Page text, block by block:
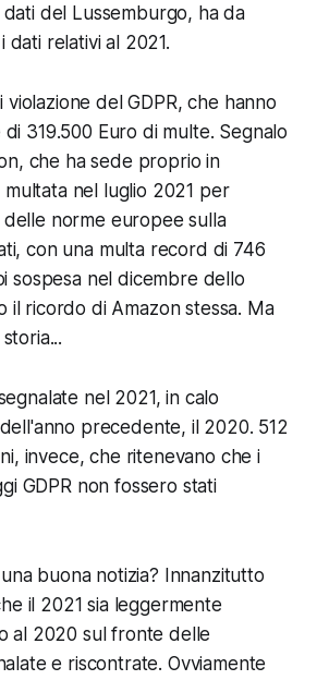
del Lussemburgo, ha da
dati relativi al 2021.
violazione del GDPR, che hanno
319.500 Euro di multe. Segnalo
che ha sede proprio in
nel luglio 2021 per
norme europee sulla
con una multa record di 746
sospesa nel dicembre dello
il ricordo di Amazon stessa. Ma
nel 2021, in calo
precedente, il 2020. 512
invece, che ritenevano che i
GDPR non fossero stati
buona notizia? Innanzitutto
il 2021 sia leggermente
al 2020 sul fronte delle
e riscontrate. Ovviamente